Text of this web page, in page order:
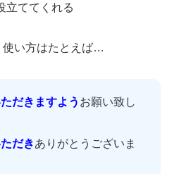
立ててくれる
使い方はたとえば…
だきますよう お願い致し
だきありがとうございま